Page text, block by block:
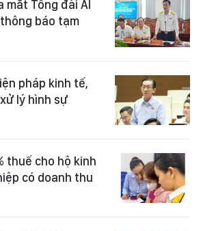
mắt Tổng đài AI
báo tạm
pháp kinh tế,
lý hình sự
thuế cho hộ kinh
có doanh thu